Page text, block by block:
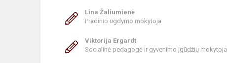
Lina Žaliumienė
Pradinio ugdymo mokytoja
Viktorija Ergardt
Socialinė pedagogė ir gyvenimo įgūdžių mokytoja